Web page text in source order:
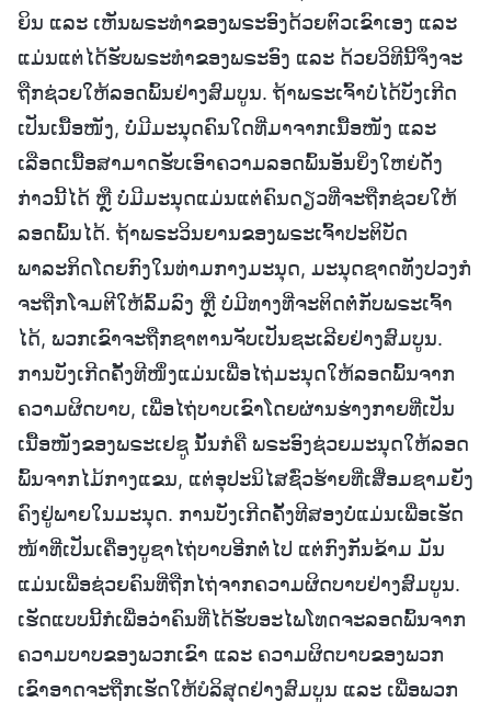
ຍິນ ແລະ ເຫັນພຣະທຳຂອງພຣະອົງດ້ວຍຕົວເຂົາເອງ ແລະ
ແມ່ນແຕ່ໄດ້ຮັບພຣະທຳຂອງພຣະອົງ ແລະ ດ້ວຍວິທີນີ້ຈຶ່ງຈະ
ຖືກຊ່ວຍໃຫ້ລອດພົ້ນຢ່າງສົມບູນ. ຖ້າພຣະເຈົ້າບໍ່ໄດ້ບັງເກີດ
ເປັນເນື້ອໜັງ, ບໍ່ມີມະນຸດຄົນໃດທີ່ມາຈາກເນື້ອໜັງ ແລະ
ເລືອດເນື້ອສາມາດຮັບເອົາຄວາມລອດພົ້ນອັນຍິ່ງໃຫຍ່ດັ່ງ
ກ່າວນີ້ໄດ້ ຫຼື ບໍ່ມີມະນຸດແມ່ນແຕ່ຄົນດຽວທີ່ຈະຖືກຊ່ວຍໃຫ້
ລອດພົ້ນໄດ້. ຖ້າພຣະວິນຍານຂອງພຣະເຈົ້າປະຕິບັດ
ພາລະກິດໂດຍກົງໃນທ່າມກາງມະນຸດ, ມະນຸດຊາດທັງປວງກໍ
ຈະຖືກໂຈມຕີໃຫ້ລົ້ມລົງ ຫຼື ບໍ່ມີທາງທີ່ຈະຕິດຕໍ່ກັບພຣະເຈົ້າ
ໄດ້, ພວກເຂົາຈະຖືກຊາຕານຈັບເປັນຊະເລີຍຢ່າງສົມບູນ.
ການບັງເກີດຄັ້ງທີໜຶ່ງແມ່ນເພື່ອໄຖ່ມະນຸດໃຫ້ລອດພົ້ນຈາກ
ຄວາມຜິດບາບ, ເພື່ອໄຖ່ບາບເຂົາໂດຍຜ່ານຮ່າງກາຍທີ່ເປັນ
ເນື້ອໜັງຂອງພຣະເຢຊູ ນັ້ນກໍຄື ພຣະອົງຊ່ວຍມະນຸດໃຫ້ລອດ
ພົ້ນຈາກໄມ້ກາງແຂນ, ແຕ່ອຸປະນິໄສຊົ່ວຮ້າຍທີ່ເສື່ອມຊາມຍັງ
ຄົງຢູ່ພາຍໃນມະນຸດ. ການບັງເກີດຄັ້ງທີສອງບໍ່ແມ່ນເພື່ອເຮັດ
ໜ້າທີ່ເປັນເຄື່ອງບູຊາໄຖ່ບາບອີກຕໍ່ໄປ ແຕ່ກົງກັນຂ້າມ ມັນ
ແມ່ນເພື່ອຊ່ວຍຄົນທີ່ຖືກໄຖ່ຈາກຄວາມຜິດບາບຢ່າງສົມບູນ.
ເຮັດແບບນີ້ກໍເພື່ອວ່າຄົນທີ່ໄດ້ຮັບອະໄພໂທດຈະລອດພົ້ນຈາກ
ຄວາມບາບຂອງພວກເຂົາ ແລະ ຄວາມຜິດບາບຂອງພວກ
ເຂົາອາດຈະຖືກເຮັດໃຫ້ບໍລິສຸດຢ່າງສົມບູນ ແລະ ເພື່ອພວກ